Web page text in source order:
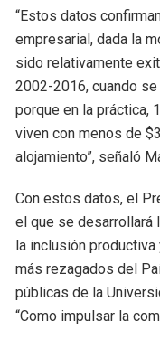
“Estos datos
empresarial, dada la
sido relativamente
2002-2016, cuando
porque en la práctica,
viven con menos de
alojamiento”, señaló
Con estos datos, el
el que se desarrollará
la inclusión
más rezagados del
públicas de la
“Como impulsar la